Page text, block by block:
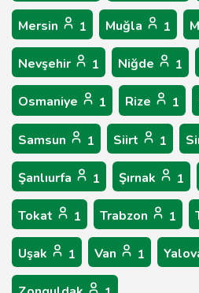
Mersin 1 Muğla 1
Nevşehir 1 Niğde 1
Osmaniye 1 Rize 1
Samsun 1 Siirt 1
Şanlıurfa 1 Şırnak 1
Tokat 1 Trabzon 1
Uşak 1 Van 1